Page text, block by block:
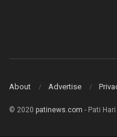
About Advertise
© 2020 patinews.com - Pati Hari